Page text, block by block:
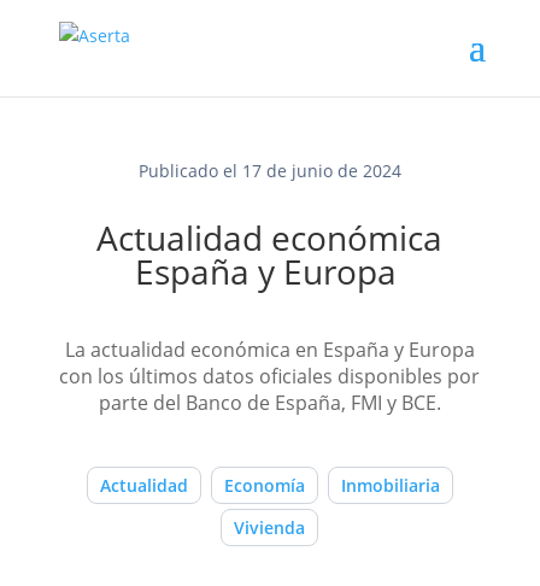
Publicado el 17 de junio de 2024
Actualidad económica
España y Europa
La actualidad económica en España y Europa
con los últimos datos oficiales disponibles por
parte del Banco de España, FMI y BCE.
Actualidad Economía
Inmobiliaria
Vivienda